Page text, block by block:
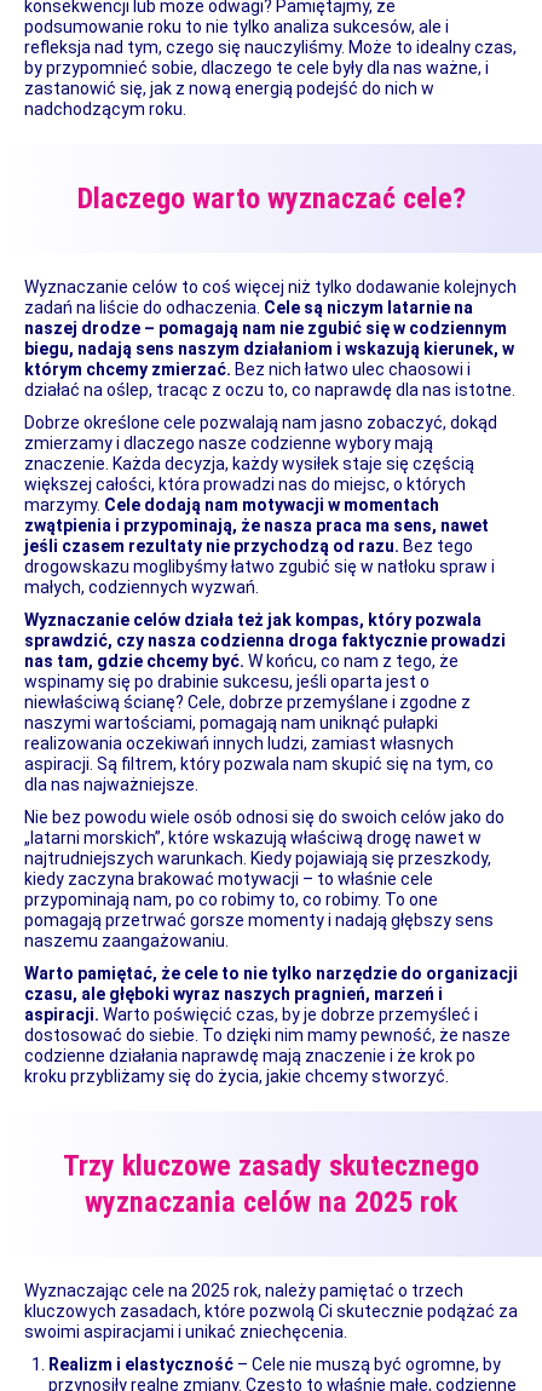
konsekwencji lub może odwagi? Pamiętajmy, że
podsumowanie roku to nie tylko analiza sukcesów, ale i
refleksja nad tym, czego się nauczyliśmy. Może to idealny czas,
by przypomnieć sobie, dlaczego te cele były dla nas ważne, i
zastanowić się, jak z nową energią podejść do nich w
nadchodzącym roku.
Dlaczego warto wyznaczać cele?
Wyznaczanie celów to coś więcej niż tylko dodawanie kolejnych
zadań na liście do odhaczenia. Cele są niczym latarnie na
naszej drodze – pomagają nam nie zgubić się w codziennym
biegu, nadają sens naszym działaniom i wskazują kierunek, w
którym chcemy zmierzać. Bez nich łatwo ulec chaosowi i
działać na oślep, tracąc z oczu to, co naprawdę dla nas istotne.
Dobrze określone cele pozwalają nam jasno zobaczyć, dokąd
zmierzamy i dlaczego nasze codzienne wybory mają
znaczenie. Każda decyzja, każdy wysiłek staje się częścią
większej całości, która prowadzi nas do miejsc, o których
marzymy. Cele dodają nam motywacji w momentach
zwątpienia i przypominają, że nasza praca ma sens, nawet
jeśli czasem rezultaty nie przychodzą od razu. Bez tego
drogowskazu moglibyśmy łatwo zgubić się w natłoku spraw i
małych, codziennych wyzwań.
Wyznaczanie celów działa też jak kompas, który pozwala
sprawdzić, czy nasza codzienna droga faktycznie prowadzi
nas tam, gdzie chcemy być. W końcu, co nam z tego, że
wspinamy się po drabinie sukcesu, jeśli oparta jest o
niewłaściwą ścianę? Cele, dobrze przemyślane i zgodne z
naszymi wartościami, pomagają nam uniknąć pułapki
realizowania oczekiwań innych ludzi, zamiast własnych
aspiracji. Są filtrem, który pozwala nam skupić się na tym, co
dla nas najważniejsze.
Nie bez powodu wiele osób odnosi się do swoich celów jako do
„latarni morskich”, które wskazują właściwą drogę nawet w
najtrudniejszych warunkach. Kiedy pojawiają się przeszkody,
kiedy zaczyna brakować motywacji – to właśnie cele
przypominają nam, po co robimy to, co robimy. To one
pomagają przetrwać gorsze momenty i nadają głębszy sens
naszemu zaangażowaniu.
Warto pamiętać, że cele to nie tylko narzędzie do organizacji
czasu, ale głęboki wyraz naszych pragnień, marzeń i
aspiracji. Warto poświęcić czas, by je dobrze przemyśleć i
dostosować do siebie. To dzięki nim mamy pewność, że nasze
codzienne działania naprawdę mają znaczenie i że krok po
kroku przybliżamy się do życia, jakie chcemy stworzyć.
Trzy kluczowe zasady skutecznego
wyznaczania celów na 2025 rok
Wyznaczając cele na 2025 rok, należy pamiętać o trzech
kluczowych zasadach, które pozwolą Ci skutecznie podążać za
swoimi aspiracjami i unikać zniechęcenia.
Realizm i elastyczność – Cele nie muszą być ogromne, by
przynosiły realne zmiany. Często to właśnie małe, codzienne